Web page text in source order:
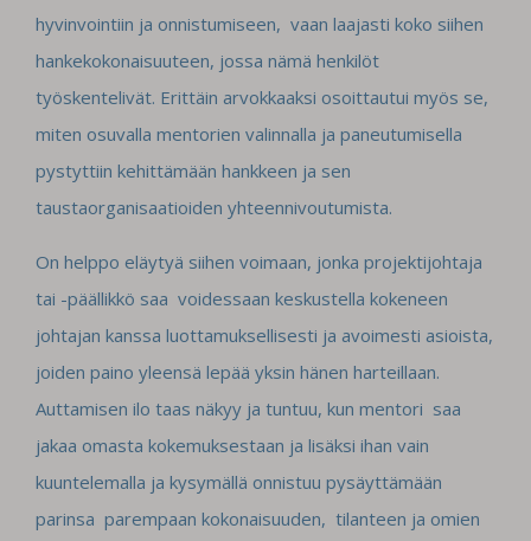
hyvinvointiin ja onnistumiseen, vaan laajasti koko siihen
hankekokonaisuuteen, jossa nämä henkilöt
työskentelivät. Erittäin arvokkaaksi osoittautui myös se,
miten osuvalla mentorien valinnalla ja paneutumisella
pystyttiin kehittämään hankkeen ja sen
taustaorganisaatioiden yhteennivoutumista.
On helppo eläytyä siihen voimaan, jonka projektijohtaja
tai -päällikkö saa voidessaan keskustella kokeneen
johtajan kanssa luottamuksellisesti ja avoimesti asioista,
joiden paino yleensä lepää yksin hänen harteillaan.
Auttamisen ilo taas näkyy ja tuntuu, kun mentori saa
jakaa omasta kokemuksestaan ja lisäksi ihan vain
kuuntelemalla ja kysymällä onnistuu pysäyttämään
parinsa parempaan kokonaisuuden, tilanteen ja omien